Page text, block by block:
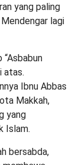
yang paling
lagi
atas.
Ibnu Abbas
Makkah,
yang
Islam.
bersabda,